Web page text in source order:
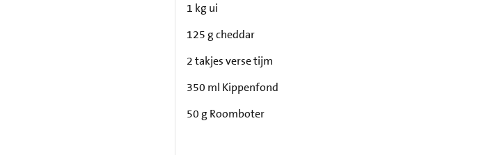
1 kg ui
125 g cheddar
2 takjes verse tijm
350 ml Kippenfond
50 g Roomboter